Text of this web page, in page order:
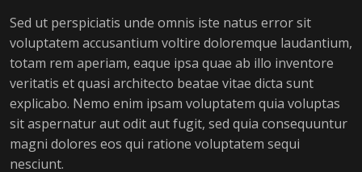
Sed ut perspiciatis unde omnis iste natus error sit
voluptatem accusantium voltire doloremque laudantium,
totam rem aperiam, eaque ipsa quae ab illo inventore
veritatis et quasi architecto beatae vitae dicta sunt
explicabo. Nemo enim ipsam voluptatem quia voluptas
sit aspernatur aut odit aut fugit, sed quia consequuntur
magni dolores eos qui ratione voluptatem sequi
nesciunt.